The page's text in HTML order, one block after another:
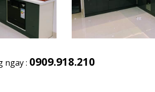
ngay : 0909.918.210